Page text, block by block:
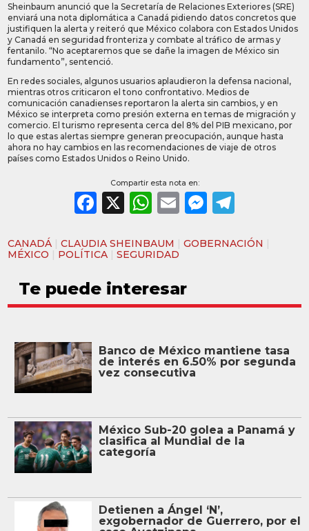
Sheinbaum anunció que la Secretaría de Relaciones Exteriores (SRE)
enviará una nota diplomática a Canadá pidiendo datos concretos que
justifiquen la alerta y reiteró que México colabora con Estados Unidos
y Canadá en seguridad fronteriza y combate al tráfico de armas y
fentanilo. “No aceptaremos que se dañe la imagen de México sin
fundamento”, sentenció.
En redes sociales, algunos usuarios aplaudieron la defensa nacional,
mientras otros criticaron el tono confrontativo. Medios de
comunicación canadienses reportaron la alerta sin cambios, y en
México se interpreta como presión externa en temas de migración y
comercio. El turismo representa cerca del 8% del PIB mexicano, por
lo que estas alertas siempre generan preocupación, aunque hasta
ahora no hay cambios en las recomendaciones de viaje de otros
países como Estados Unidos o Reino Unido.
Compartir esta nota en:
Facebook
X WhatsApp
Email
CANADÁ |CLAUDIA SHEINBAUM |GOBERNACIÓN |
MÉXICO | POLÍTICA |SEGURIDAD
Te puede interesar
Banco de México mantiene tasa
de interés en 6.50% por segunda
vez consecutiva
México Sub-20 golea a Panamá y
clasifica al Mundial de la
categoría
Detienen a Ángel ‘N’,
exgobernador de Guerrero, por el